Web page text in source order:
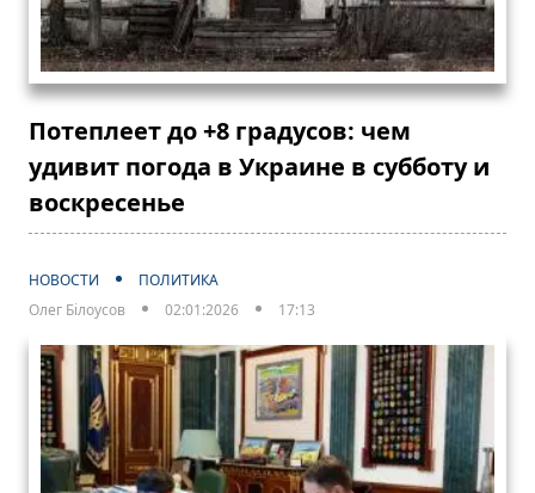
Потеплеет до +8 градусов: чем
удивит погода в Украине в субботу и
воскресенье
НОВОСТИ
ПОЛИТИКА
Олег Білоусов
02:01:2026 17:13